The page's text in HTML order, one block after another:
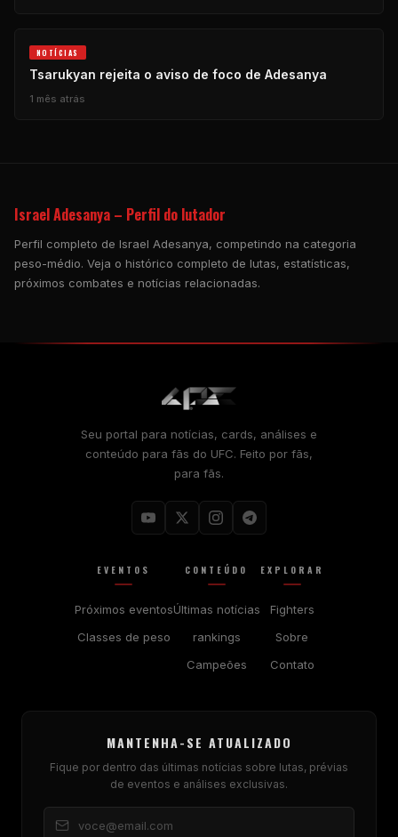
NOTÍCIAS
Tsarukyan rejeita o aviso de foco de Adesanya
1 mês atrás
Israel Adesanya – Perfil do lutador
Perfil completo de Israel Adesanya, competindo na categoria
peso-médio. Veja o histórico completo de lutas, estatísticas,
próximos combates e notícias relacionadas.
Seu portal para notícias, cards, análises e
conteúdo para fãs do UFC. Feito por fãs,
para fãs.
EVENTOS
Próximos eventos
Classes de peso
CONTEÚDO
Últimas notícias
rankings
Campeões
EXPLORAR
Fighters
Sobre
Contato
MANTENHA-SE ATUALIZADO
Fique por dentro das últimas notícias sobre lutas, prévias
de eventos e análises exclusivas.